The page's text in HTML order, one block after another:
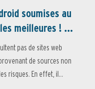
soumises au
meilleures ! ...
pas de sites web
de sources non
risques. En effet, il...